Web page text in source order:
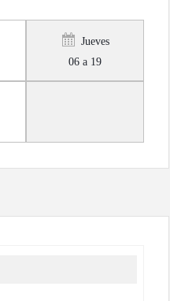
Jueves
06 a 19